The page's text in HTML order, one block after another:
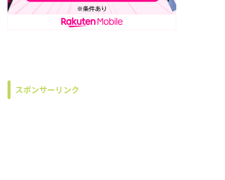
スポンサーリンク